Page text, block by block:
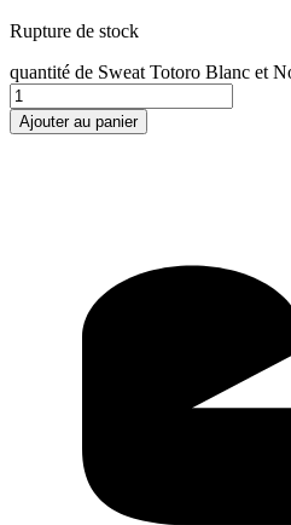
Rupture de stock
quantité de Sweat Totoro Blanc et
Ajouter au panier